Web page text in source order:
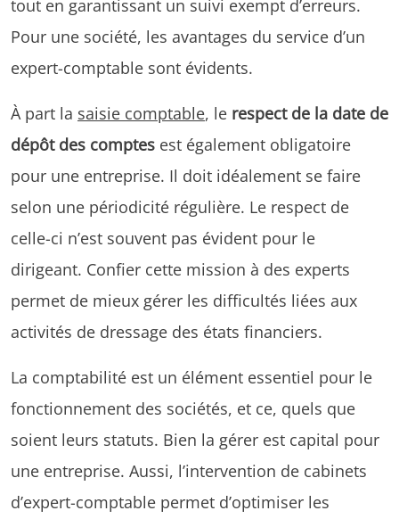
tout en garantissant un suivi exempt d’erreurs.
Pour une société, les avantages du service d’un
expert-comptable sont évidents.
À part la saisie comptable, le respect de la date de
dépôt des comptes est également obligatoire
pour une entreprise. Il doit idéalement se faire
selon une périodicité régulière. Le respect de
celle-ci n’est souvent pas évident pour le
dirigeant. Confier cette mission à des experts
permet de mieux gérer les difficultés liées aux
activités de dressage des états financiers.
La comptabilité est un élément essentiel pour le
fonctionnement des sociétés, et ce, quels que
soient leurs statuts. Bien la gérer est capital pour
une entreprise. Aussi, l’intervention de cabinets
d’expert-comptable permet d’optimiser les